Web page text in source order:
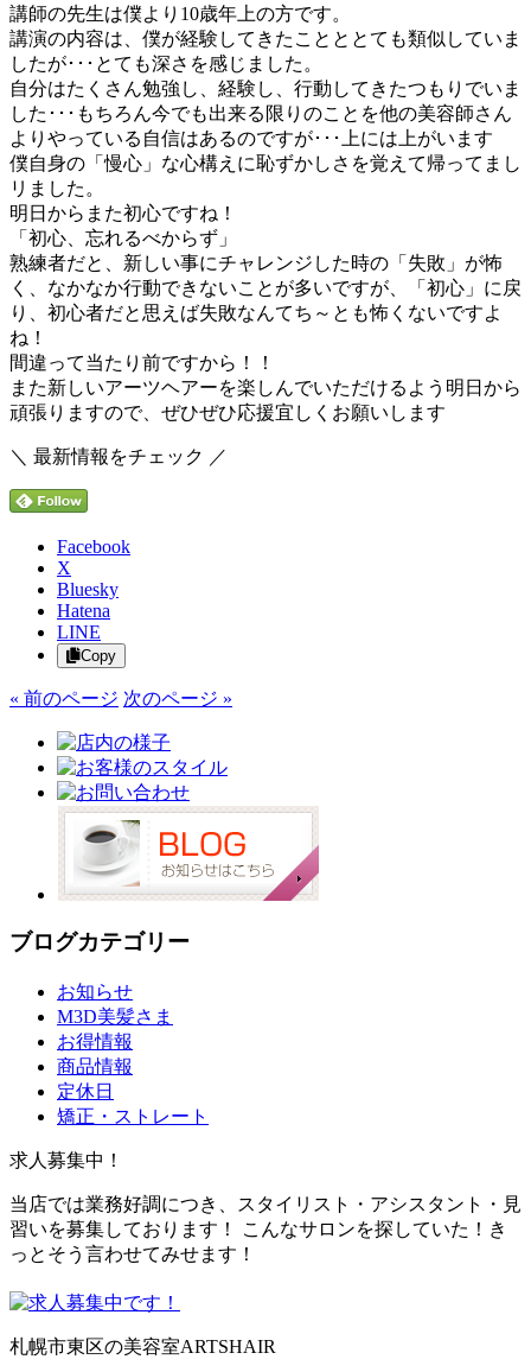
講師の先生は僕より10歳年上の方です。
講演の内容は、僕が経験してきたことととても類似していま
したが･･･とても深さを感じました。
自分はたくさん勉強し、経験し、行動してきたつもりでいま
した･･･もちろん今でも出来る限りのことを他の美容師さん
よりやっている自信はあるのですが･･･上には上がいます
僕自身の「慢心」な心構えに恥ずかしさを覚えて帰ってまし
リました。
明日からまた初心ですね！
「初心、忘れるべからず」
熟練者だと、新しい事にチャレンジした時の「失敗」が怖
く、なかなか行動できないことが多いですが、「初心」に戻
り、初心者だと思えば失敗なんてち～とも怖くないですよ
ね！
間違って当たり前ですから！！
また新しいアーツヘアーを楽しんでいただけるよう明日から
頑張りますので、ぜひぜひ応援宜しくお願いします
＼ 最新情報をチェック ／
Facebook
X
Bluesky
Hatena
LINE
Copy
« 前のページ 次のページ »
ブログカテゴリー
お知らせ
M3D美髪さま
お得情報
商品情報
定休日
矯正・ストレート
求人募集中！
当店では業務好調につき、スタイリスト・アシスタント・見
習いを募集しております！ こんなサロンを探していた！き
っとそう言わせてみせます！
札幌市東区の美容室ARTSHAIR